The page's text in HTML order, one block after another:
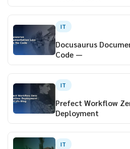
IT
Docusaurus
Code —
IT
Prefect Workflow
Deployment
IT